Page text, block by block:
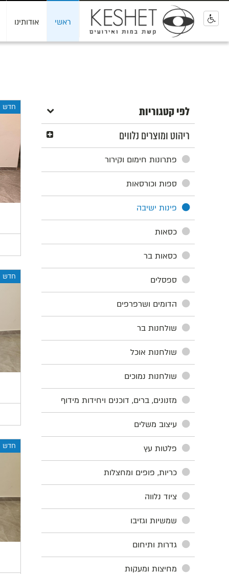
ראשי אודותינו
לפי קטגוריות
ריהוט ומוצרים נלווים
פתרונות חימום וקירור
ספות וכורסאות
פינות ישיבה
כסאות
כסאות בר
ספסלים
הדומים ושרפרפים
שולחנות בר
שולחנות אוכל
שולחנות נמוכים
מזנונים, ברים, דוכנים ויחידות מידוף
עיצוב משלים
פלטות עץ
כריות, פופים ומחצלות
ציוד נלווה
שמשיות וגזיבו
גדרות ותיחום
מחיצות ומעקות
חדש
חדש
חדש